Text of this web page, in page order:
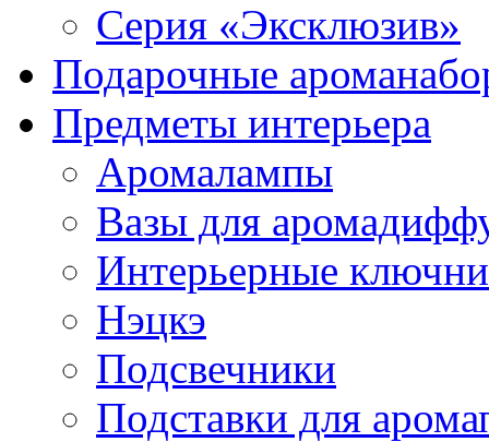
Серия «Эксклюзив»
Подарочные
Предметы интерьера
Аромалампы
Вазы для
Интерьерные
Нэцкэ
Подсвечники
Подставки для